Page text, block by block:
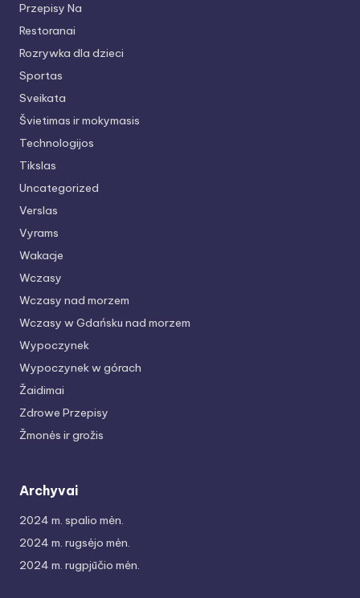
Przepisy Na
Restoranai
Rozrywka dla dzieci
Sportas
Sveikata
Švietimas ir mokymasis
Technologijos
Tikslas
Uncategorized
Verslas
Vyrams
Wakacje
Wczasy
Wczasy nad morzem
Wczasy w Gdańsku nad morzem
Wypoczynek
Wypoczynek w górach
Žaidimai
Zdrowe Przepisy
Žmonės ir grožis
Archyvai
2024 m. spalio mėn.
2024 m. rugsėjo mėn.
2024 m. rugpjūčio mėn.